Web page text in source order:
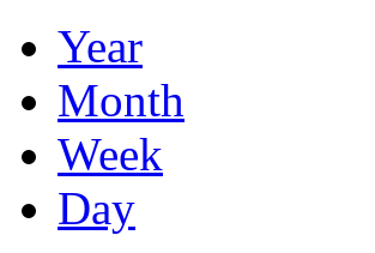
Year
Month
Week
Day